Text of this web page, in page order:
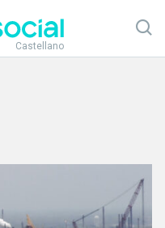
Castellano